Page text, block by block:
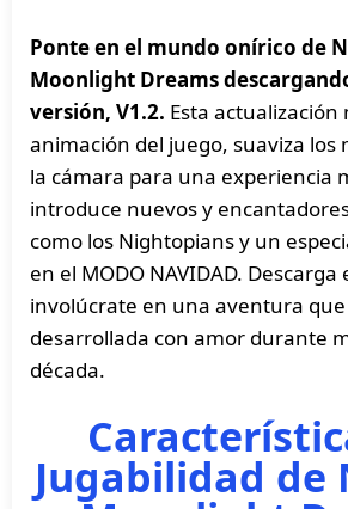
Ponte en el mundo onírico de
Moonlight Dreams
versión, V1.2. Esta actualización
animación del juego, suaviza los
la cámara para una experiencia
introduce nuevos y
como los Nightopians y un
en el MODO NAVIDAD. Descarga
involúcrate en una aventura
desarrollada con amor durante
década.
Jugabilidad de